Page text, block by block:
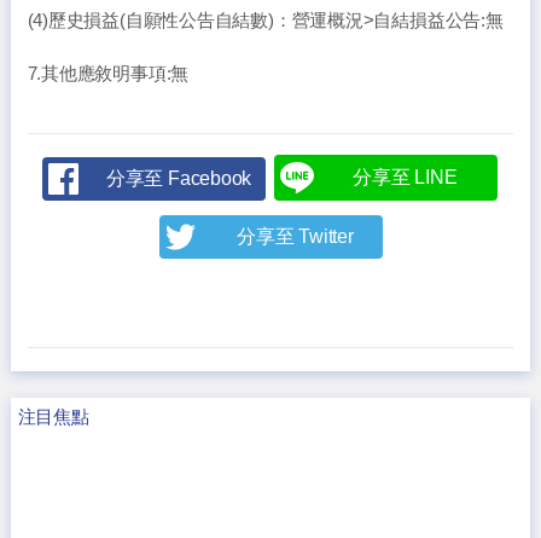
(4)歷史損益(自願性公告自結數)：營運概況>自結損益公告:無
7.其他應敘明事項:無
分享至 Facebook 分享至 LINE
分享至 Twitter
注目焦點